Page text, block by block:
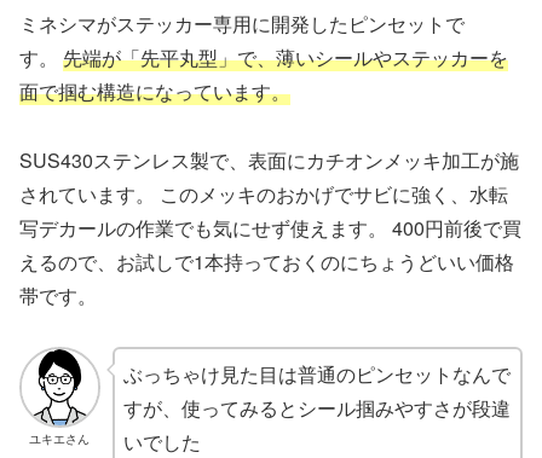
ミネシマがステッカー専用に開発したピンセットで
す。 先端が「先平丸型」で、薄いシールやステッカーを
面で掴む構造になっています。
SUS430ステンレス製で、表面にカチオンメッキ加工が施
されています。 このメッキのおかげでサビに強く、水転
写デカールの作業でも気にせず使えます。 400円前後で買
えるので、お試しで1本持っておくのにちょうどいい価格
帯です。
ユキエさん
ぶっちゃけ見た目は普通のピンセットなんで
すが、使ってみるとシール掴みやすさが段違
いでした